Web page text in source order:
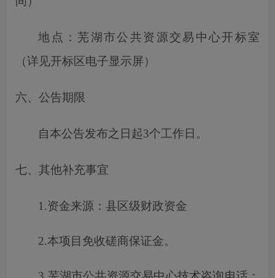
地点：芜湖市公共资源交易中心开标室
（详见开标区电子显示屏）
六、公告期限
自本公告发布之日起3个工作日。
七、其他补充事宜
1.资金来源 ：县区级财政资金
2.本项目免收磋商保证金。